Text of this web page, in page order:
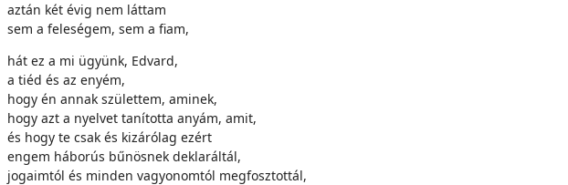
aztán két évig nem láttam
sem a feleségem, sem a fiam,
hát ez a mi ügyünk, Edvard,
a tiéd és az enyém,
hogy én annak születtem, aminek,
hogy azt a nyelvet tanította anyám, amit,
és hogy te csak és kizárólag ezért
engem háborús bűnösnek deklaráltál,
jogaimtól és minden vagyonomtól megfosztottál,